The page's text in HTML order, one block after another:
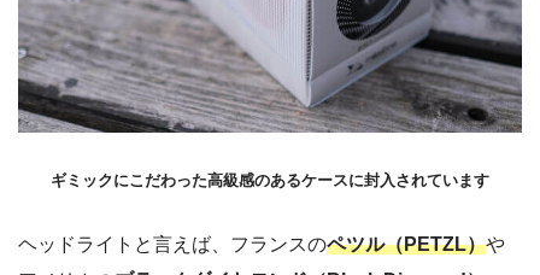
ギミックにこだわった高級感のあるケースに封入されています
ヘッドライトと言えば、フランスのペツル（PETZL）や